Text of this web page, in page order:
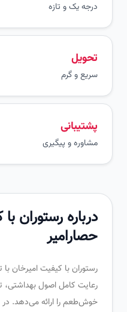
درجه یک و تازه
سریع و گرم
پشتیبانی
مشاوره و پیگیری
درباره رستوران با
حصارامیر
رستوران با کیفیت امیرخان با تمرکز
رعایت کامل اصول بهداشتی،
خوش‌طعم را ارائه می‌دهد. در این